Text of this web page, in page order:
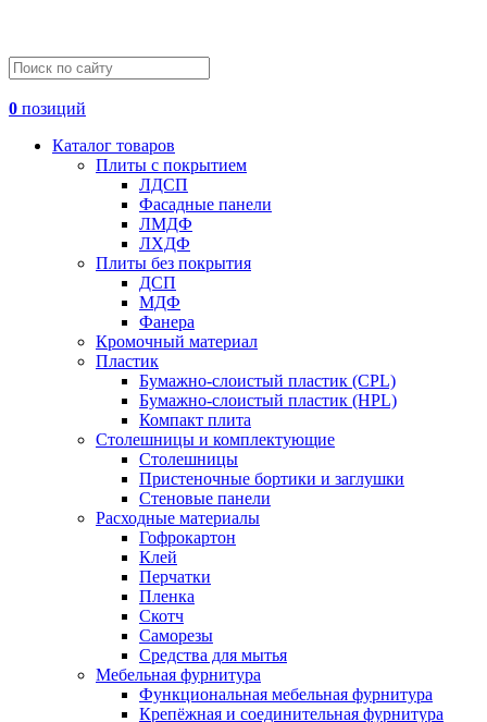
0 позиций
Каталог товаров
Плиты с покрытием
ЛДСП
Фасадные панели
ЛМДФ
ЛХДФ
Плиты без покрытия
ДСП
МДФ
Фанера
Кромочный материал
Пластик
Бумажно-слоистый пластик (CPL)
Бумажно-слоистый пластик (HPL)
Компакт плита
Столешницы и комплектующие
Столешницы
Пристеночные бортики и заглушки
Стеновые панели
Расходные материалы
Гофрокартон
Клей
Перчатки
Пленка
Скотч
Саморезы
Средства для мытья
Мебельная фурнитура
Функциональная мебельная фурнитура
Крепёжная и соединительная фурнитура